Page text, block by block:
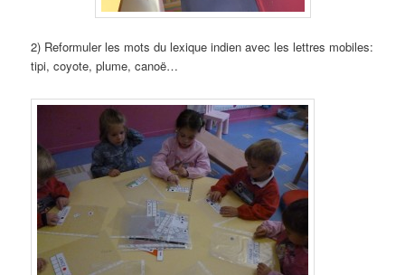
2) Reformuler les mots du lexique indien avec les lettres mobiles:
tipi, coyote, plume, canoë…